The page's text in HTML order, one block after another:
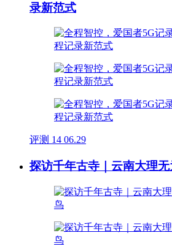
录新范式
评测 14 06.29
探访千年古寺｜云南大理